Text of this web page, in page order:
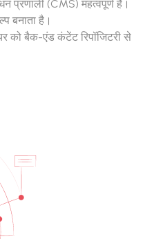
(CMS) महत्वपूर्ण है।
बनाता है।
को बैक-एंड कंटेंट रिपॉजिटरी से